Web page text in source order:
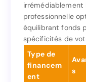
professionnelle
équilibrant fonds
spécificités de
Type de
financem
ent
s
Un
gestion
équilibrant
Recomma